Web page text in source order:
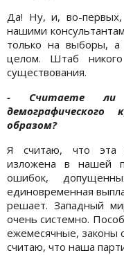
Да! Ну, и, во-первых,
нашими
только на выборы, а
целом. Штаб
существования.
- Считаете ли
образом?
Я считаю, что эта
изложена в нашей
ошибок,
единовременная
решает. Западный
очень системно.
ежемесячные, законы
считаю, что наша